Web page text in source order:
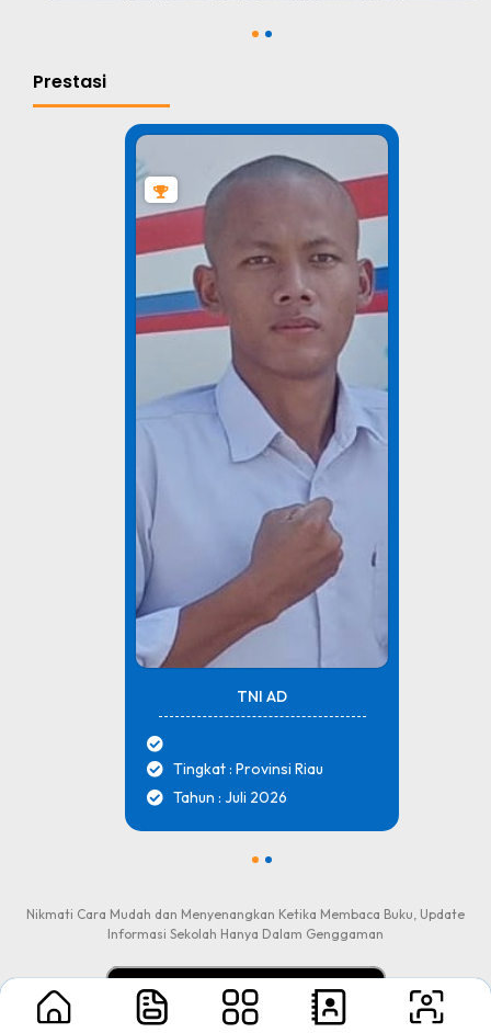
Prestasi
TNI AD
Tingkat : Provinsi Riau
Tahun : Juli 2026
Nikmati Cara Mudah dan Menyenangkan Ketika Membaca Buku, Update
Informasi Sekolah Hanya Dalam Genggaman